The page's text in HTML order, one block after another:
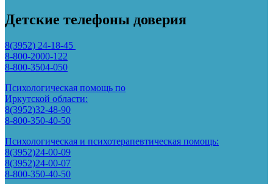
Детские телефоны доверия
8(3952) 24-18-45
8-800-2000-122
8-800-3504-050
Психологическая помощь по
Иркутской области:
8(3952)32-48-90
8-800-350-40-50
Психологическая и психотерапевтическая помощь:
8(3952)24-00-09
8(3952)24-00-07
8-800-350-40-50